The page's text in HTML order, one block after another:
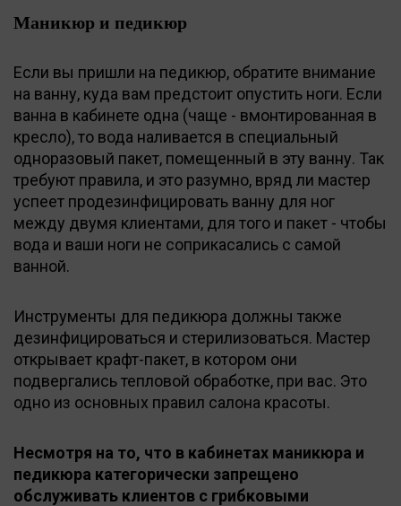
Маникюр и педикюр
Если вы пришли на педикюр, обратите внимание
на ванну, куда вам предстоит опустить ноги. Если
ванна в кабинете одна (чаще - вмонтированная в
кресло), то вода наливается в специальный
одноразовый пакет, помещенный в эту ванну. Так
требуют правила, и это разумно, вряд ли мастер
успеет продезинфицировать ванну для ног
между двумя клиентами, для того и пакет - чтобы
вода и ваши ноги не соприкасались с самой
ванной.
Инструменты для педикюра должны также
дезинфицироваться и стерилизоваться. Мастер
открывает крафт-пакет, в котором они
подвергались тепловой обработке, при вас. Это
одно из основных правил салона красоты.
Несмотря на то, что в кабинетах маникюра и
педикюра категорически запрещено
обслуживать клиентов с грибковыми